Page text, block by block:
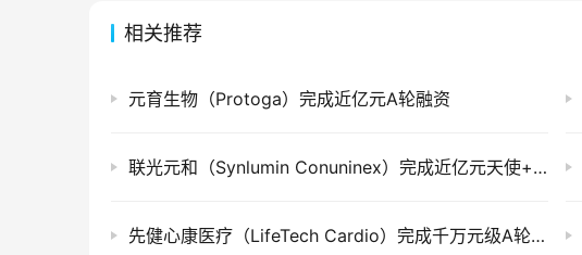
相关推荐
元育生物（Protoga）完成近亿元A轮融资
联光元和（Synlumin Conuninex）完成近亿元天使+轮融资
先健心康医疗（LifeTech Cardio）完成千万元级A轮投资